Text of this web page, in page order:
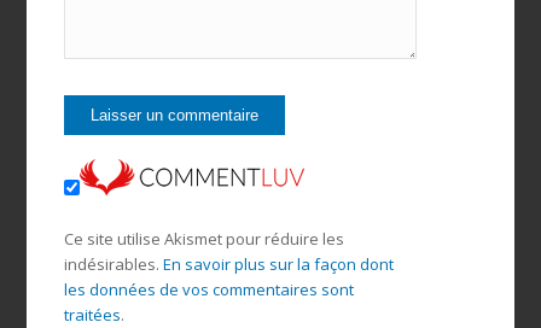
Ce site utilise Akismet pour réduire les
indésirables. En savoir plus sur la façon dont
les données de vos commentaires sont
traitées.